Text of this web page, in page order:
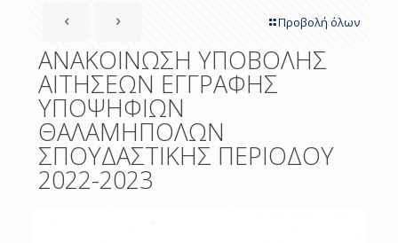
Προβολή όλων
ΑΝΑΚΟΙΝΩΣΗ ΥΠΟΒΟΛΗΣ
ΑΙΤΗΣΕΩΝ ΕΓΓΡΑΦΗΣ
ΥΠΟΨΗΦΙΩΝ
ΘΑΛΑΜΗΠΟΛΩΝ
ΣΠΟΥΔΑΣΤΙΚΗΣ ΠΕΡΙΟΔΟΥ
2022-2023